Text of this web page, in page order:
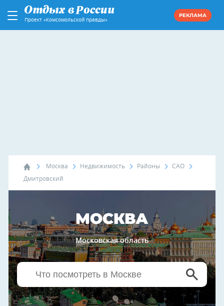
Проект «Комсомольской правды»
РЕКЛАМА
Москва Недвижимость Районы САО
Дмитровский
МОСКВА
Московская область